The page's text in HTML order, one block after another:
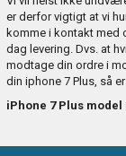
er derfor vigtigt at vi
komme i kontakt med
dag levering. Dvs. at
modtage din ordre i
din iphone 7 Plus, så
iPhone 7 Plus model